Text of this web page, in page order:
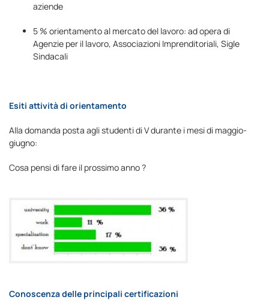
aziende
5 % orientamento al mercato del lavoro: ad opera di
Agenzie per il lavoro, Associazioni Imprenditoriali, Sigle
Sindacali
Esiti attività di orientamento
Alla domanda posta agli studenti di V durante i mesi di maggio-
giugno:
Cosa pensi di fare il prossimo anno ?
Conoscenza delle principali certificazioni